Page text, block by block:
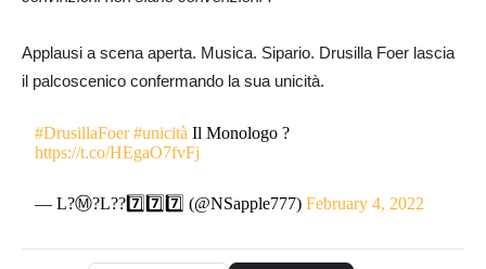
Applausi a scena aperta. Musica. Sipario. Drusilla Foer lascia
il palcoscenico confermando la sua unicità.
#DrusillaFoer #unicità Il Monologo ?
https://t.co/HEgaO7fvFj
— L?️Ⓜ️?L?️?7️⃣7️⃣7️⃣ (@NSapple777)February 4, 2022